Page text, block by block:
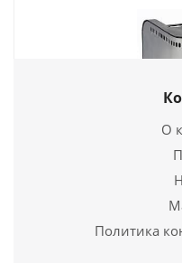
Печь для бани
О
Политика